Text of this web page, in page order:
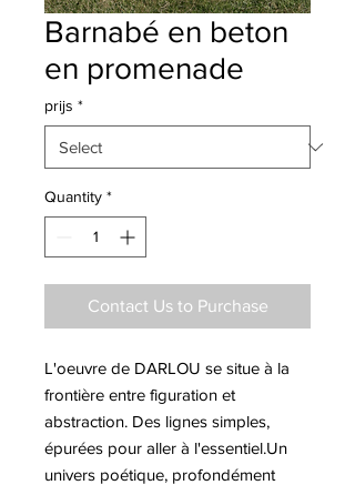
Barnabé en beton
en promenade
prijs *
Quantity *
Contact Us to Purchase
L'oeuvre de DARLOU se situe à la
frontière entre figuration et
abstraction. Des lignes simples,
épurées pour aller à l'essentiel.Un
univers poétique, profondément